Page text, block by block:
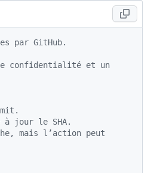
par GitHub.
confidentialité et un
à jour le SHA.
mais l’action peut